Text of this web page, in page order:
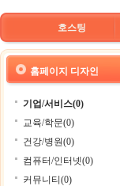
호스팅
홈페이지 디자인
기업/서비스(0)
교육/학문(0)
건강/병원(0)
컴퓨터/인터넷(0)
커뮤니티(0)